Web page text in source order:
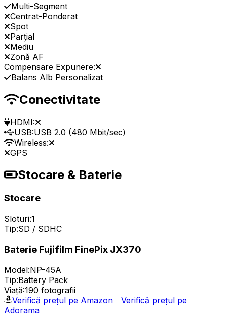
Multi-Segment
Centrat-Ponderat
Spot
Parțial
Mediu
Zonă AF
Compensare Expunere:
Balans Alb Personalizat
Conectivitate
HDMI:
USB:USB 2.0 (480 Mbit/sec)
Wireless:
GPS
Stocare & Baterie
Stocare
Sloturi:1
Tip:SD / SDHC
Baterie Fujifilm FinePix JX370
Model:NP-45A
Tip:Battery Pack
Viață:190 fotografii
Verifică prețul pe Amazon
Verifică prețul pe
Adorama